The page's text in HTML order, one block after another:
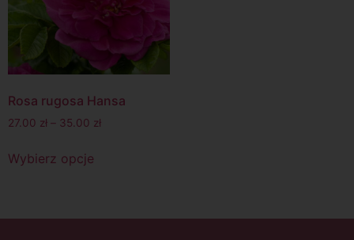
Rosa rugosa Hansa
27.00 zł – 35.00 zł
Wybierz opcje